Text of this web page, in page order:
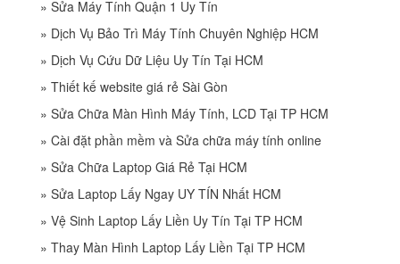
» Sửa Máy Tính Quận 1 Uy Tín
» Dịch Vụ Bảo Trì Máy Tính Chuyên Nghiệp HCM
» Dịch Vụ Cứu Dữ Liệu Uy Tín Tại HCM
» Thiết kế website giá rẻ Sài Gòn
» Sửa Chữa Màn Hình Máy Tính, LCD Tại TP HCM
» Cài đặt phần mềm và Sửa chữa máy tính online
» Sửa Chữa Laptop Giá Rẻ Tại HCM
» Sửa Laptop Lấy Ngay UY TÍN Nhất HCM
» Vệ Sinh Laptop Lấy Liền Uy Tín Tại TP HCM
» Thay Màn Hình Laptop Lấy Liền Tại TP HCM